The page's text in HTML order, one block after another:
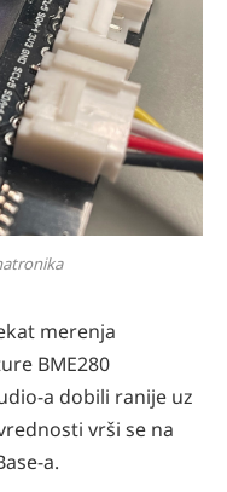
merenja
BME280
a dobili ranije uz
vrši se na
a.